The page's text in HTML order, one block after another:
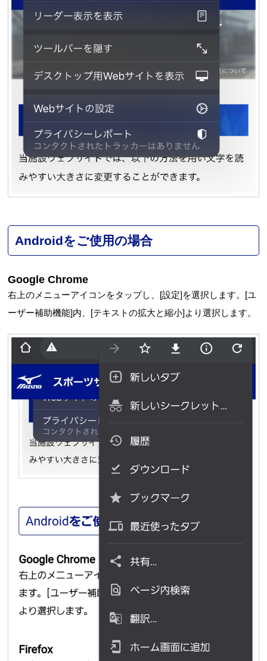
Androidをご使用の場合
Google Chrome
右上のメニューアイコンをタップし、[設定]を選択します。[ユ
ーザー補助機能]内、[テキストの拡大と縮小]より選択します。